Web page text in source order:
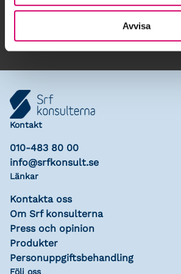
Avvisa
Lägg till i kalender
Kontakt
010-483 80 00
info@srfkonsult.se
Länkar
Kontakta oss
Om Srf konsulterna
Press och opinion
Produkter
Personuppgiftsbehandling
Följ oss